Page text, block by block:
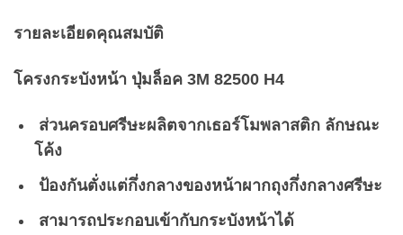
รายละเอียดคุณสมบัติ
โครงกระบังหน้า ปุ่มล็อค 3M 82500 H4
ส่วนครอบศรีษะผลิตจากเธอร์โมพลาสติก ลักษณะ
โค้ง
ป้องกันตั่งแต่กึ่งกลางของหน้าผากถุงกึ่งกลางศรีษะ
สามารถประกอบเข้ากับกระบังหน้าได้